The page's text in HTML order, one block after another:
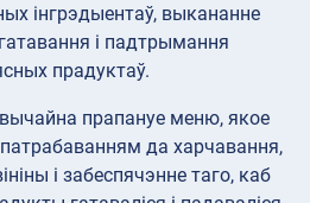
інгрэдыентаў, выкананне
і падтрымання
прадуктаў.
прапануе меню, якое
да харчавання,
і забеспячэнне таго, каб